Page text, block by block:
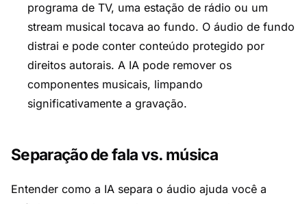
programa de TV, uma estação de rádio ou um
stream musical tocava ao fundo. O áudio de fundo
distrai e pode conter conteúdo protegido por
direitos autorais. A IA pode remover os
componentes musicais, limpando
significativamente a gravação.
Separação de fala vs. música
Entender como a IA separa o áudio ajuda você a